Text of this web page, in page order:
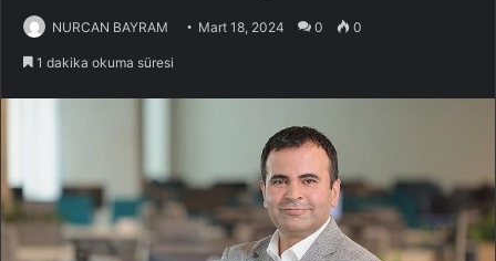
NURCAN BAYRAM Mart 18, 2024 0 0
1 dakika okuma süresi